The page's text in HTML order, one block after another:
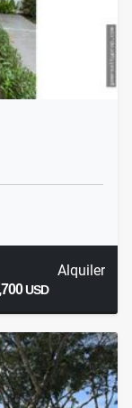
Alquiler
USD